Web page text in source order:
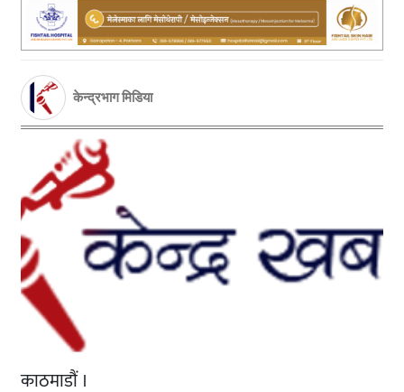
केन्द्रभाग मिडिया
काठमाडौं ।